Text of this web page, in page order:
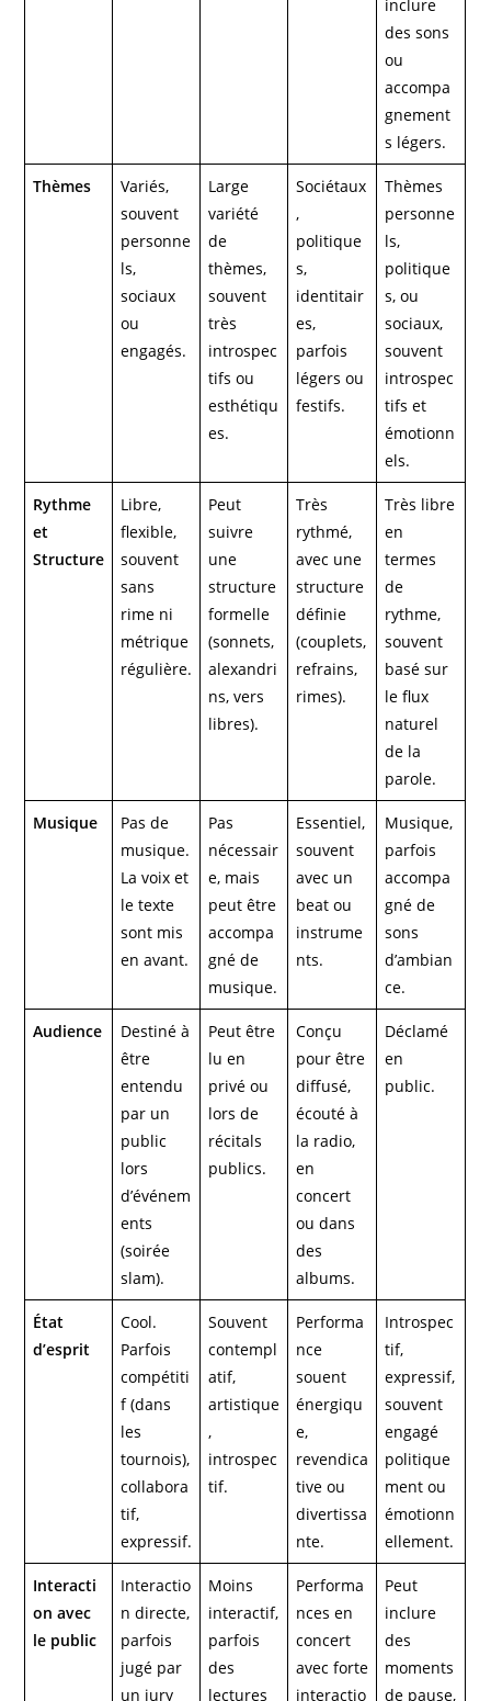
inclure
des sons
ou
accompa
gnement
s légers.
Thèmes
Variés,
souvent
personne
ls,
sociaux
ou
engagés.
Large
variété
de
thèmes,
souvent
très
introspec
tifs ou
esthétiqu
es.
Sociétaux
,
politique
s,
identitair
es,
parfois
légers ou
festifs.
Thèmes
personne
ls,
politique
s, ou
sociaux,
souvent
introspec
tifs et
émotionn
els.
Rythme
et
Structure
Libre,
flexible,
souvent
sans
rime ni
métrique
régulière.
Peut
suivre
une
structure
formelle
(sonnets,
alexandri
ns, vers
libres).
Très
rythmé,
avec une
structure
définie
(couplets,
refrains,
rimes).
Très libre
en
termes
de
rythme,
souvent
basé sur
le flux
naturel
de la
parole.
Musique
Pas de
musique.
La voix et
le texte
sont mis
en avant.
Pas
nécessair
e, mais
peut être
accompa
gné de
musique.
Essentiel,
souvent
avec un
beat ou
instrume
nts.
Musique,
parfois
accompa
gné de
sons
d’ambian
ce.
Audience
Destiné à
être
entendu
par un
public
lors
d’événem
ents
(soirée
slam).
Peut être
lu en
privé ou
lors de
récitals
publics.
Conçu
pour être
diffusé,
écouté à
la radio,
en
concert
ou dans
des
albums.
Déclamé
en
public.
État
d’esprit
Cool.
Parfois
compétiti
f (dans
les
tournois),
collabora
tif,
expressif.
Souvent
contempl
atif,
artistique
,
introspec
tif.
Performa
nce
souent
énergiqu
e,
revendica
tive ou
divertissa
nte.
Introspec
tif,
expressif,
souvent
engagé
politique
ment ou
émotionn
ellement.
Interacti
on avec
le public
Interactio
n directe,
parfois
jugé par
un jury
Moins
interactif,
parfois
des
lectures
Performa
nces en
concert
avec forte
interactio
Peut
inclure
des
moments
de pause,